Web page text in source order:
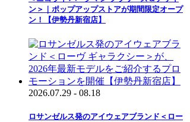
ン＞｜ポップアップストアが期間限定オープ
ン！【伊勢丹新宿店】
2026.07.29 - 08.18
ロサンゼルス発のアイウェアブランド＜ロー